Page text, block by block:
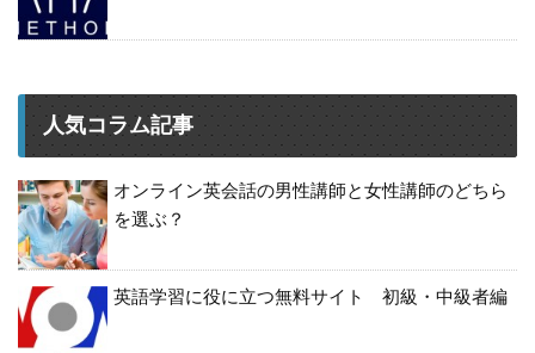
人気コラム記事
オンライン英会話の男性講師と女性講師のどちら
を選ぶ？
英語学習に役に立つ無料サイト 初級・中級者編